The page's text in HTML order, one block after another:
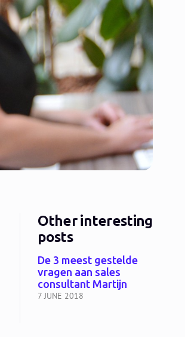
Other interesting
posts
7 JUNE 2018
De 3 meest gestelde
vragen aan sales
consultant Martijn